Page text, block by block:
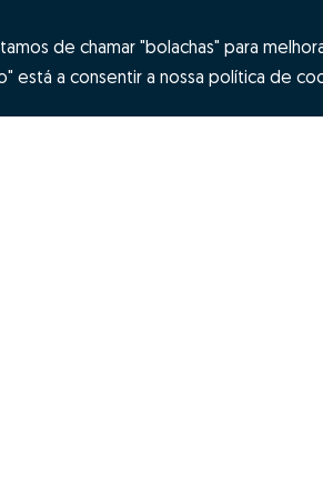
de chamar "bolachas" para
está a consentir a nossa política de